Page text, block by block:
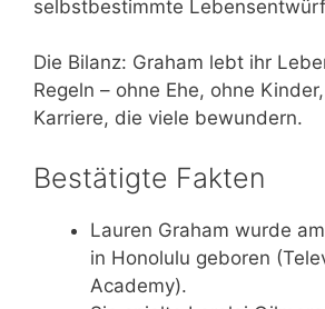
selbstbestimmte
Die Bilanz: Graham lebt ihr
Regeln – ohne Ehe, ohne
Karriere, die viele bewundern.
Bestätigte Fakten
Lauren Graham wurde
in Honolulu geboren
Academy).